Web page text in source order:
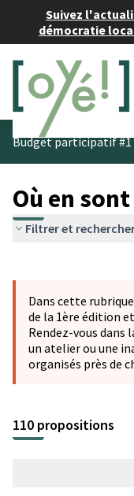
Suivez
démocratie
Budget participatif #1
Où en
Filtrer et
−
Dans cette
de la 1ère édition
Rendez-vous dans
un atelier ou une
organisés près de
110 propositions